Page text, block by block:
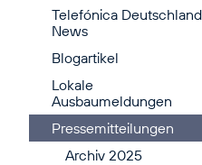
Telefónica Deutschland
News
Blogartikel
Lokale
Ausbaumeldungen
Pressemitteilungen
Archiv 2025